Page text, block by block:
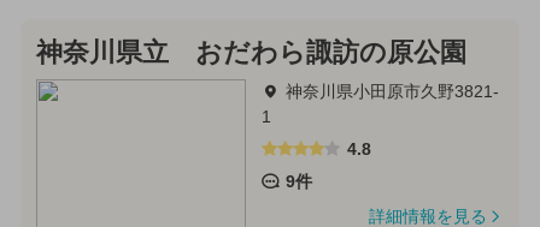
神奈川県立 おだわら諏訪の原公園
神奈川県小田原市久野3821-
1
4.8
9件
詳細情報を見る